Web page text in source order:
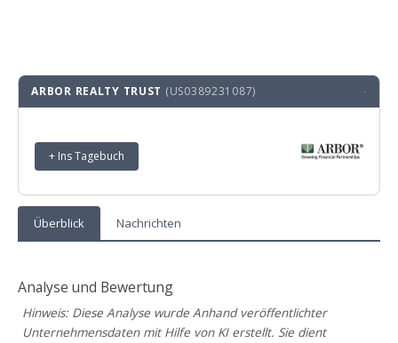
ARBOR REALTY TRUST (US0389231087) ·
+ Ins Tagebuch
Überblick Nachrichten
Analyse und Bewertung
Hinweis: Diese Analyse wurde Anhand veröffentlichter
Unternehmensdaten mit Hilfe von KI erstellt. Sie dient